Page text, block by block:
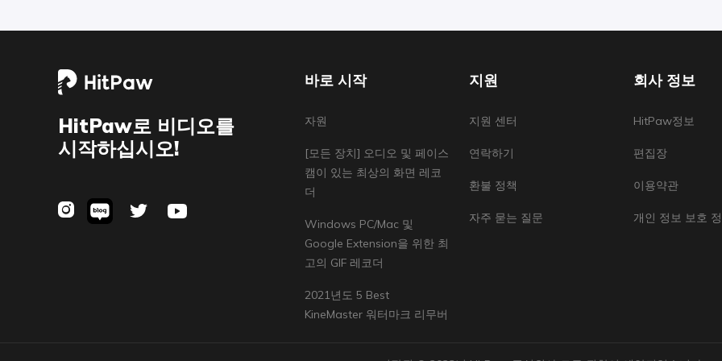
HitPaw로 비디오를
시작하십시오!
바로 시작
자원
[모든 장치] 오디오 및 페이스
캠이 있는 최상의 화면 레코
더
Windows PC/Mac 및
Google Extension을 위한 최
고의 GIF 레코더
2021년도 5 Best
KineMaster 워터마크 리무버
지원
지원 센터
연락하기
환불 정책
자주 묻는 질문
회사 정보
HitPaw정보
편집장
이용약관
개인 정보 보호